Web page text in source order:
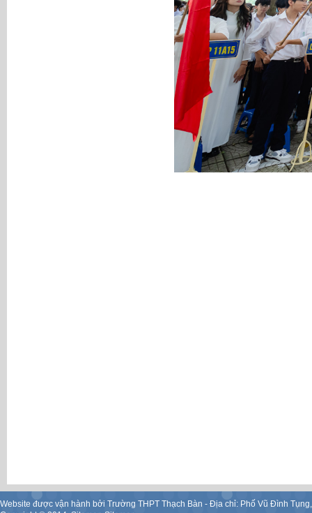
Website được vận hành bởi Trường THPT Thạch Bàn - Địa chỉ: Phố Vũ Đình